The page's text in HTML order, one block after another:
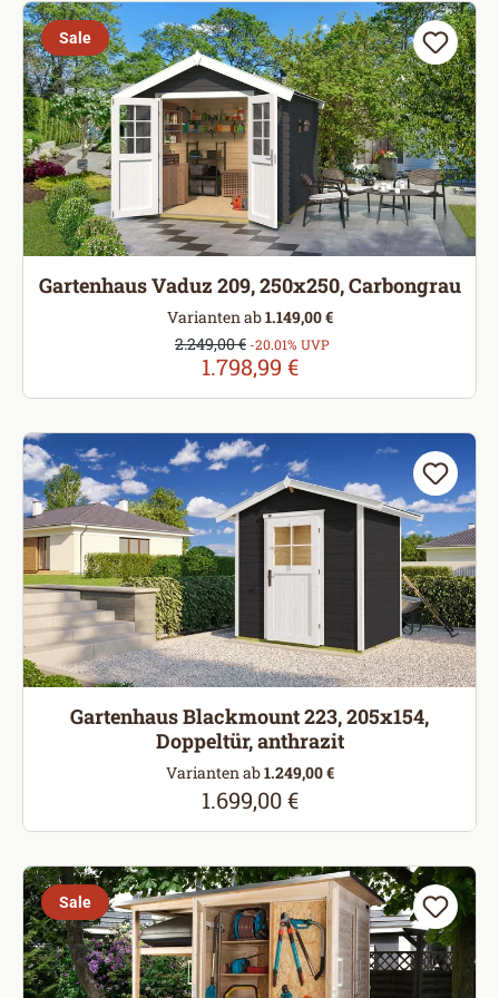
Sale
Gartenhaus Vaduz 209, 250x250, Carbongrau
Varianten ab1.149,00 €
Verkaufspreis:
1.798,99 €
Regulärer Preis:
2.249,00 € -20.01% UVP
Gartenhaus Blackmount 223, 205x154,
Doppeltür, anthrazit
Varianten ab1.249,00 €
Regulärer Preis:
1.699,00 €
Sale